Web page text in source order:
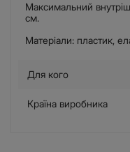
Максимальний
см.
Матеріали: пластик,
Для кого
Країна виробника